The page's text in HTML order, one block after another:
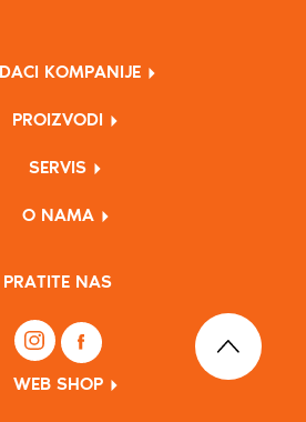
KOMPANIJE
PROIZVODI
SERVIS
O NAMA
PRATITE NAS
WEB SHOP